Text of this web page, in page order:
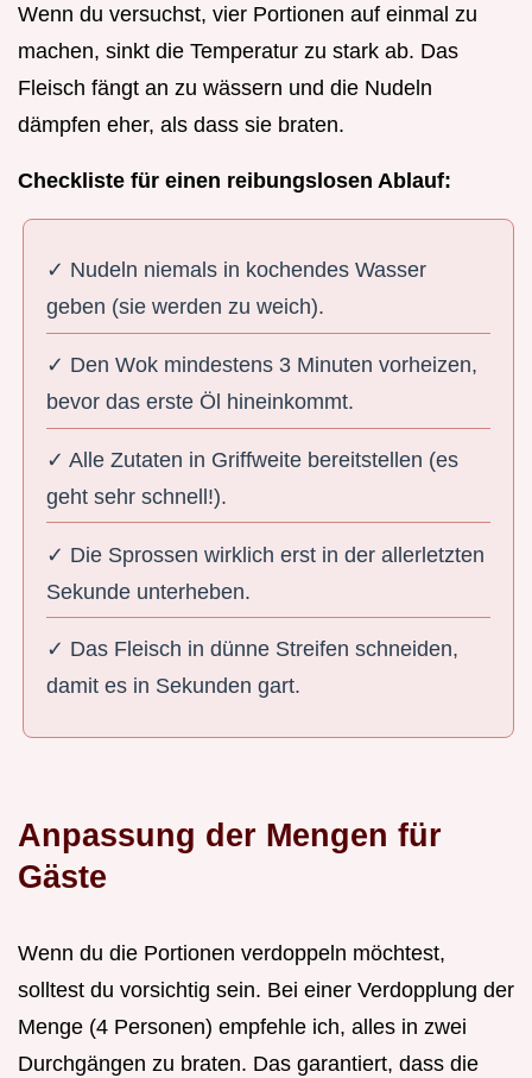
Wenn du versuchst, vier Portionen auf einmal zu
machen, sinkt die Temperatur zu stark ab. Das
Fleisch fängt an zu wässern und die Nudeln
dämpfen eher, als dass sie braten.
Checkliste für einen reibungslosen Ablauf:
✓ Nudeln niemals in kochendes Wasser
geben (sie werden zu weich).
✓ Den Wok mindestens 3 Minuten vorheizen,
bevor das erste Öl hineinkommt.
✓ Alle Zutaten in Griffweite bereitstellen (es
geht sehr schnell!).
✓ Die Sprossen wirklich erst in der allerletzten
Sekunde unterheben.
✓ Das Fleisch in dünne Streifen schneiden,
damit es in Sekunden gart.
Anpassung der Mengen für
Gäste
Wenn du die Portionen verdoppeln möchtest,
solltest du vorsichtig sein. Bei einer Verdopplung der
Menge (4 Personen) empfehle ich, alles in zwei
Durchgängen zu braten. Das garantiert, dass die